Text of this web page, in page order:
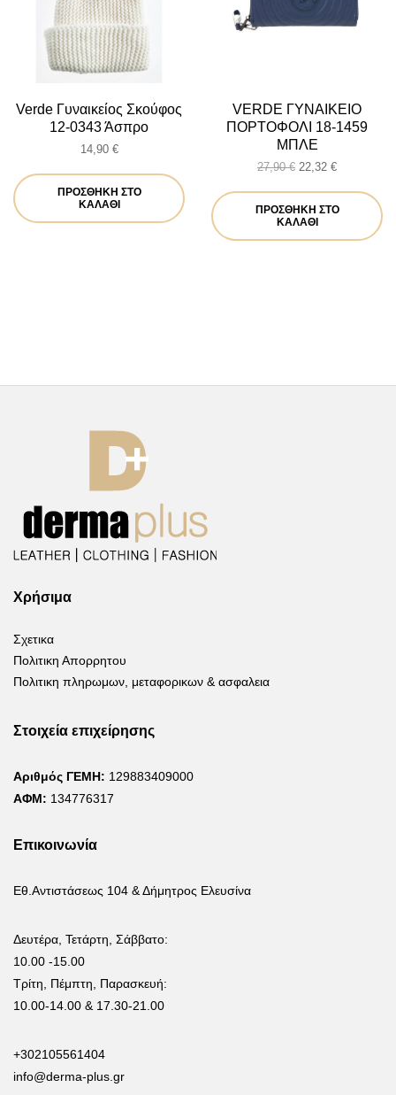
Verde Γυναικείος Σκούφος
12-0343 Άσπρο
14,90 €
ΠΡΟΣΘΉΚΗ ΣΤΟ
ΚΑΛΆΘΙ
VERDE ΓΥΝΑΙΚΕΙΟ
ΠΟΡΤΟΦΟΛΙ 18-1459
ΜΠΛΕ
27,90€ Original
27,90 €.
22,32 €Η
22,32 €.
ΠΡΟΣΘΉΚΗ ΣΤΟ
ΚΑΛΆΘΙ
Χρήσιμα
Σχετικα
Πολιτικη Απορρητου
Πολιτικη πληρωμων, μεταφορικων & ασφαλεια
Στοιχεία επιχείρησης
Αριθμός ΓΕΜΗ: 129883409000
ΑΦΜ: 134776317
Επικοινωνία
Εθ.Αντιστάσεως 104 & Δήμητρος Ελευσίνα
Δευτέρα, Τετάρτη, Σάββατο:
10.00 -15.00
Τρίτη, Πέμπτη, Παρασκευή:
10.00-14.00 & 17.30-21.00
+302105561404
info@derma-plus.gr